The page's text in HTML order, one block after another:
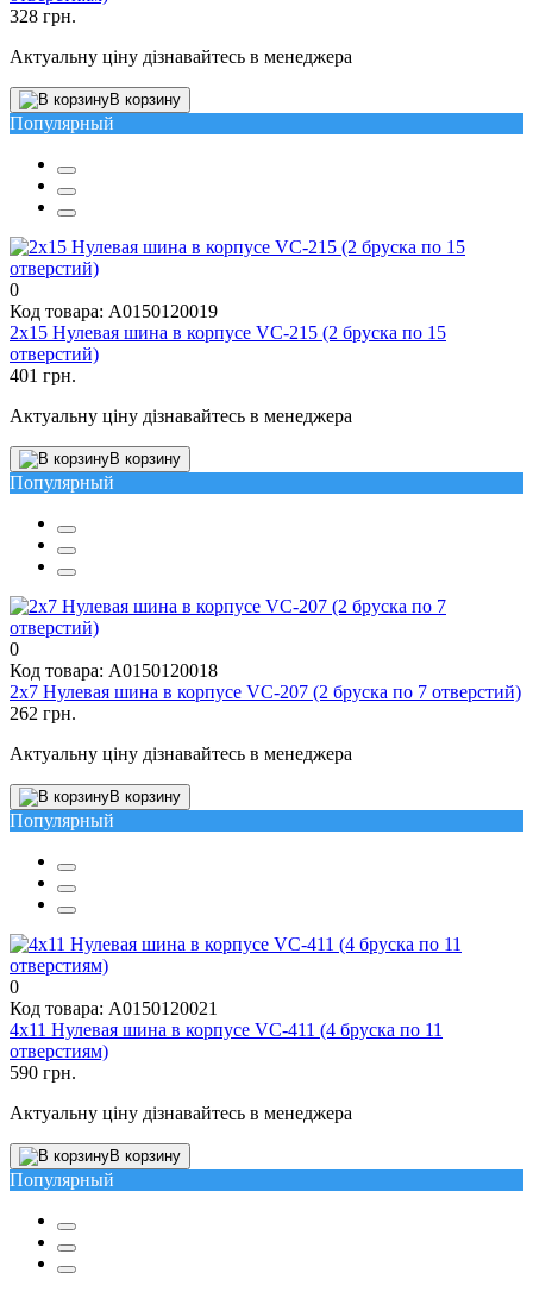
328 грн.
Актуальну ціну дізнавайтесь в менеджера
В корзину
Популярный
0
Код товара: A0150120019
2х15 Нулевая шина в корпусе VC-215 (2 бруска по 15
отверстий)
401 грн.
Актуальну ціну дізнавайтесь в менеджера
В корзину
Популярный
0
Код товара: A0150120018
2х7 Нулевая шина в корпусе VC-207 (2 бруска по 7 отверстий)
262 грн.
Актуальну ціну дізнавайтесь в менеджера
В корзину
Популярный
0
Код товара: A0150120021
4х11 Нулевая шина в корпусе VC-411 (4 бруска по 11
отверстиям)
590 грн.
Актуальну ціну дізнавайтесь в менеджера
В корзину
Популярный